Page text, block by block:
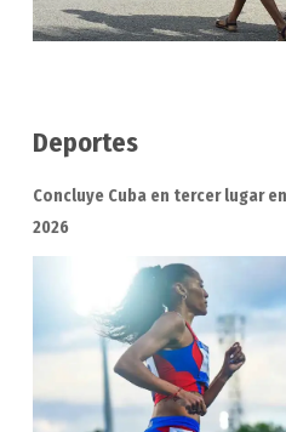
Deportes
Concluye Cuba en tercer lugar
2026